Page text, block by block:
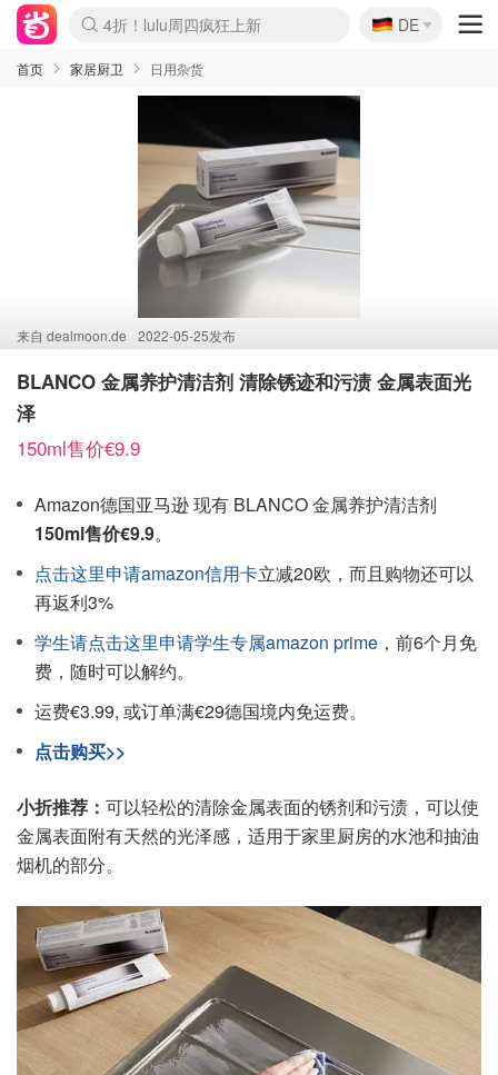
Boticinal 夏促开抢！
4折！lulu周四疯狂上新
还没结束！&OtherStories大促
Joybuy变相75折 随时失效
速领！Stanley独家85折
疑似霸哥！Camper额外叠85折
Zalando 奥莱闪促！每日更新
Moncler反季囤！5折起+叠9折
Coach Brooklyn仅€192
🇩🇪
DE
首页 家居厨卫 日用杂货
来自 dealmoon.de 2022-05-25发布
BLANCO 金属养护清洁剂 清除锈迹和污渍 金属表面光
泽
150ml售价€9.9
Amazon德国亚马逊 现有 BLANCO 金属养护清洁剂
150ml售价€9.9。
点击这里申请amazon信用卡立减20欧，而且购物还可以
再返利3%
学生请点击这里申请学生专属amazon prime ，前6个月免
费，随时可以解约。
运费€3.99, 或订单满€29德国境内免运费。
点击购买>>
小折推荐： 可以轻松的清除金属表面的锈剂和污渍，可以使
金属表面附有天然的光泽感，适用于家里厨房的水池和抽油
烟机的部分。